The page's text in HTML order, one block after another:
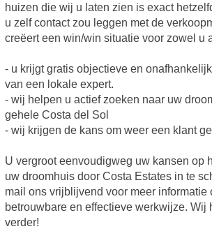
huizen die wij u laten zien is exact
u zelf contact zou leggen met de
creëert een win/win situatie voor zowel u
- u krijgt gratis objectieve en
van een lokale expert.
- wij helpen u actief zoeken naar uw
gehele Costa del Sol
- wij krijgen de kans om weer een klant
U vergroot eenvoudigweg uw kansen op
uw droomhuis door Costa Estates in te
mail ons vrijblijvend voor meer informatie
betrouwbare en effectieve werkwijze. Wij
verder!